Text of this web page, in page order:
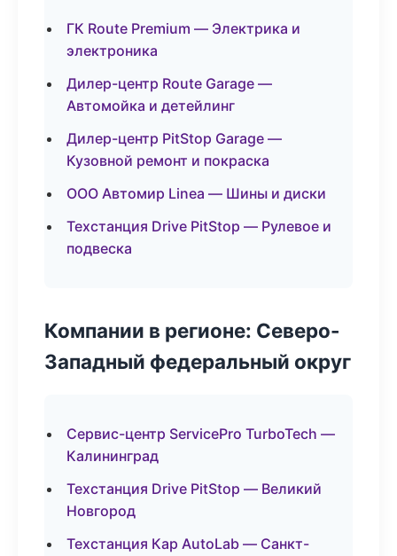
ГК Route Premium — Электрика и
электроника
Дилер-центр Route Garage —
Автомойка и детейлинг
Дилер-центр PitStop Garage —
Кузовной ремонт и покраска
ООО Автомир Linea — Шины и диски
Техстанция Drive PitStop — Рулевое и
подвеска
Компании в регионе: Северо-
Западный федеральный округ
Сервис-центр ServicePro TurboTech —
Калининград
Техстанция Drive PitStop — Великий
Новгород
Техстанция Кар AutoLab — Санкт-